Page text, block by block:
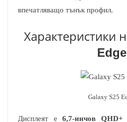
впечатляващо тънък профил.
Характеристики
Edge
Galaxy S25
Дисплеят е6,7-инчов